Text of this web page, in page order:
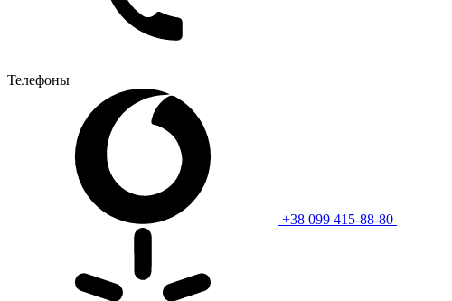
Телефоны
+38 099 415-88-80